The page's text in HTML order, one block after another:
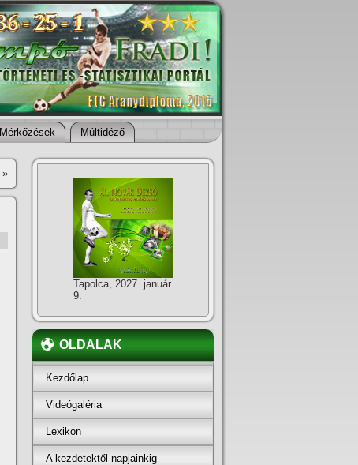
Mérkőzések Múltidéző
»
Tapolca, 2027. január
9.
OLDALAK
Kezdőlap
Videógaléria
Lexikon
A kezdetektől napjainkig